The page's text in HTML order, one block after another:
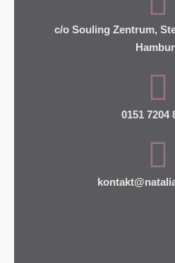
c/o Souling Zentrum,
0151 7204